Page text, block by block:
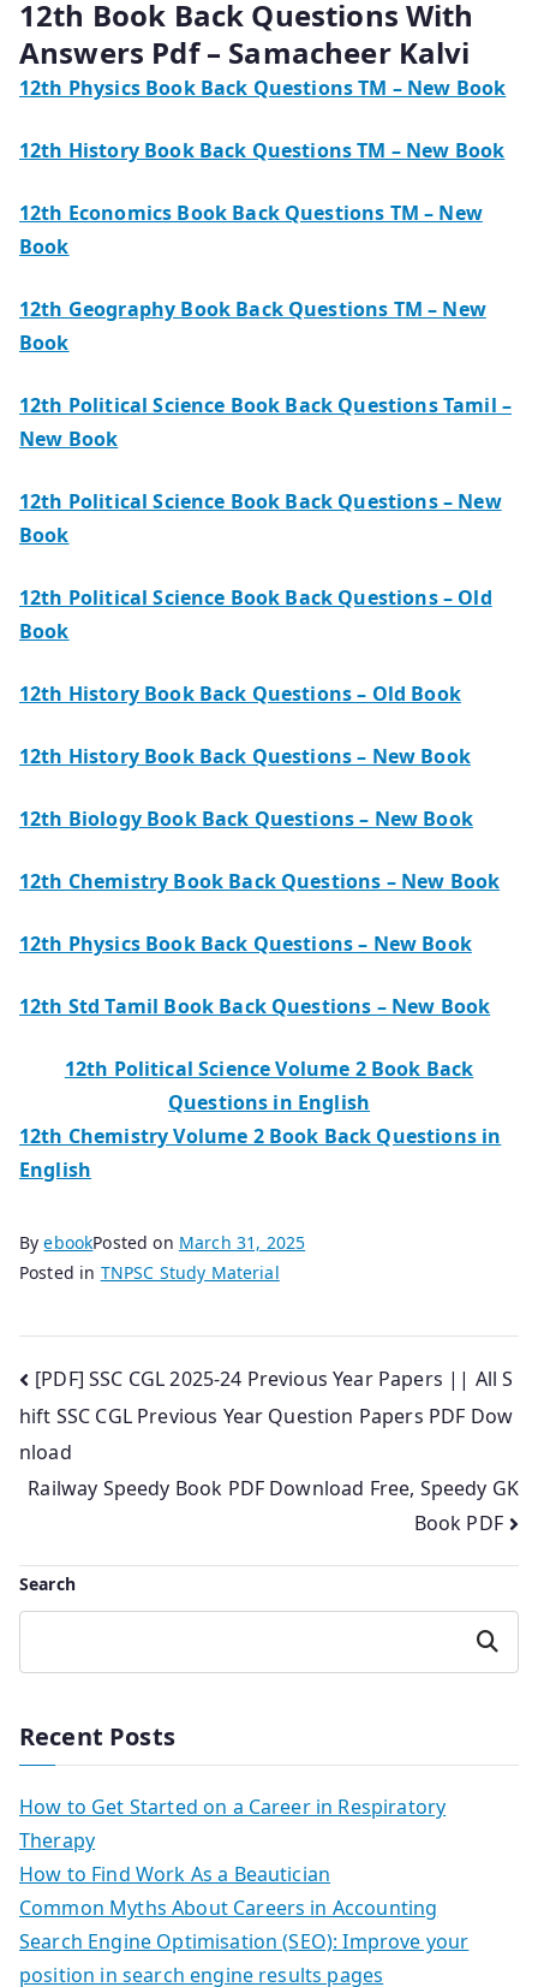
12th Book Back Questions With
Answers Pdf – Samacheer Kalvi
12th Physics Book Back Questions TM – New Book
12th History Book Back Questions TM – New Book
12th Economics Book Back Questions TM – New
Book
12th Geography Book Back Questions TM – New
Book
12th Political Science Book Back Questions Tamil –
New Book
12th Political Science Book Back Questions – New
Book
12th Political Science Book Back Questions – Old
Book
12th History Book Back Questions – Old Book
12th History Book Back Questions – New Book
12th Biology Book Back Questions – New Book
12th Chemistry Book Back Questions – New Book
12th Physics Book Back Questions – New Book
12th Std Tamil Book Back Questions – New Book
12th Political Science Volume 2 Book Back
Questions in English
12th Chemistry Volume 2 Book Back Questions in
English
ByebookPosted on March 31, 2025
Posted in TNPSC Study Material
Post
navigation
[PDF] SSC CGL 2025-24 Previous Year Papers || All S
hift SSC CGL Previous Year Question Papers PDF Dow
nload
Railway Speedy Book PDF Download Free, Speedy GK
Book PDF
Search
Search
Recent Posts
How to Get Started on a Career in Respiratory
Therapy
How to Find Work As a Beautician
Common Myths About Careers in Accounting
Search Engine Optimisation (SEO): Improve your
position in search engine results pages